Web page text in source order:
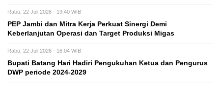
Rabu, 22 Juli 2026 - 19:40 WIB
PEP Jambi dan Mitra Kerja Perkuat Sinergi Demi
Keberlanjutan Operasi dan Target Produksi Migas
Rabu, 22 Juli 2026 - 16:04 WIB
Bupati Batang Hari Hadiri Pengukuhan Ketua dan Pengurus
DWP periode 2024-2029